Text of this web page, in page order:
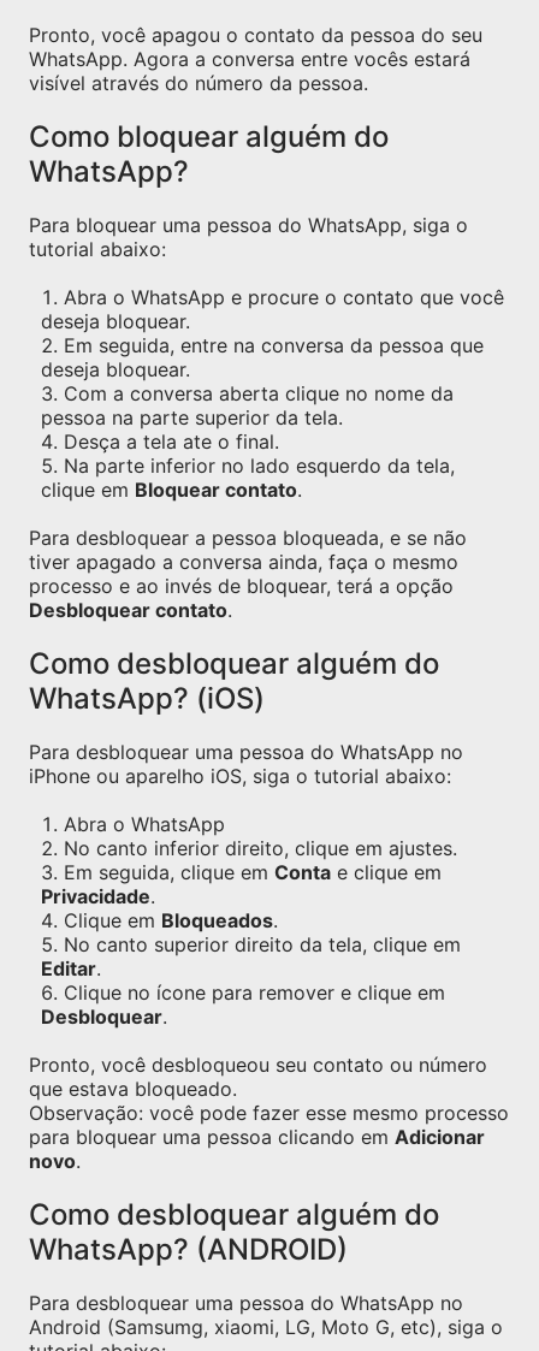
Pronto, você apagou o contato da pessoa do seu
WhatsApp. Agora a conversa entre vocês estará
visível através do número da pessoa.
Como bloquear alguém do
WhatsApp?
Para bloquear uma pessoa do WhatsApp, siga o
tutorial abaixo:
Abra o WhatsApp e procure o contato que você
deseja bloquear.
Em seguida, entre na conversa da pessoa que
deseja bloquear.
Com a conversa aberta clique no nome da
pessoa na parte superior da tela.
Desça a tela ate o final.
Na parte inferior no lado esquerdo da tela,
clique em Bloquear contato.
Para desbloquear a pessoa bloqueada, e se não
tiver apagado a conversa ainda, faça o mesmo
processo e ao invés de bloquear, terá a opção
Desbloquear contato.
Como desbloquear alguém do
WhatsApp? (iOS)
Para desbloquear uma pessoa do WhatsApp no
iPhone ou aparelho iOS, siga o tutorial abaixo:
Abra o WhatsApp
No canto inferior direito, clique em ajustes.
Em seguida, clique em Conta e clique em
Privacidade.
Clique em Bloqueados.
No canto superior direito da tela, clique em
Editar.
Clique no ícone para remover e clique em
Desbloquear.
Pronto, você desbloqueou seu contato ou número
que estava bloqueado.
Observação: você pode fazer esse mesmo processo
para bloquear uma pessoa clicando em Adicionar
novo.
Como desbloquear alguém do
WhatsApp? (ANDROID)
Para desbloquear uma pessoa do WhatsApp no
Android (Samsumg, xiaomi, LG, Moto G, etc), siga o